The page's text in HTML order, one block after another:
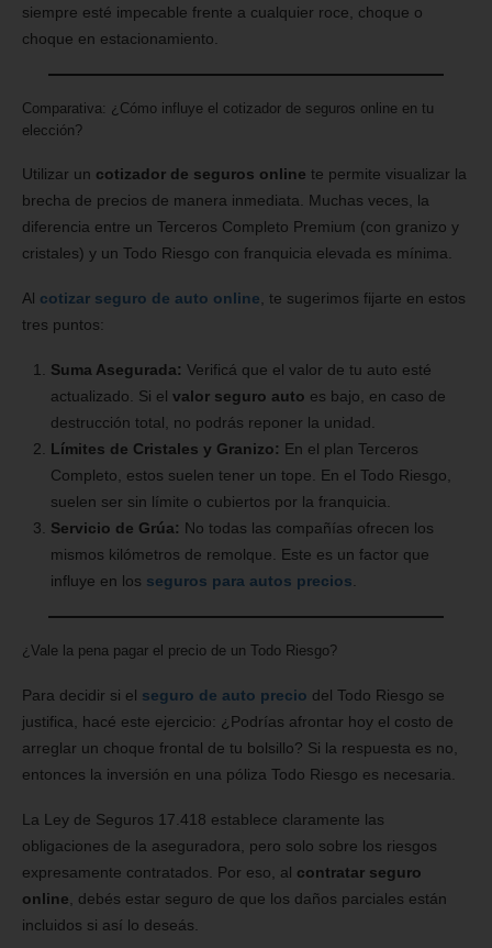
siempre esté impecable frente a cualquier roce, choque o
choque en estacionamiento.
Comparativa: ¿Cómo influye el cotizador de seguros online en tu
elección?
Utilizar un cotizador de seguros online te permite visualizar la
brecha de precios de manera inmediata. Muchas veces, la
diferencia entre un Terceros Completo Premium (con granizo y
cristales) y un Todo Riesgo con franquicia elevada es mínima.
Al cotizar seguro de auto online, te sugerimos fijarte en estos
tres puntos:
Suma Asegurada: Verificá que el valor de tu auto esté
actualizado. Si el valor seguro auto es bajo, en caso de
destrucción total, no podrás reponer la unidad.
Límites de Cristales y Granizo: En el plan Terceros
Completo, estos suelen tener un tope. En el Todo Riesgo,
suelen ser sin límite o cubiertos por la franquicia.
Servicio de Grúa: No todas las compañías ofrecen los
mismos kilómetros de remolque. Este es un factor que
influye en los seguros para autos precios.
¿Vale la pena pagar el precio de un Todo Riesgo?
Para decidir si el seguro de auto precio del Todo Riesgo se
justifica, hacé este ejercicio: ¿Podrías afrontar hoy el costo de
arreglar un choque frontal de tu bolsillo? Si la respuesta es no,
entonces la inversión en una póliza Todo Riesgo es necesaria.
La Ley de Seguros 17.418 establece claramente las
obligaciones de la aseguradora, pero solo sobre los riesgos
expresamente contratados. Por eso, al contratar seguro
online , debés estar seguro de que los daños parciales están
incluidos si así lo deseás.